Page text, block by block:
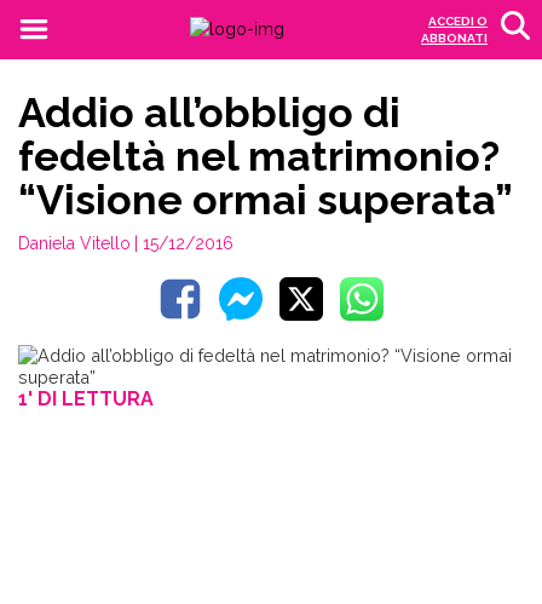
ACCEDI O
ABBONATI
Addio all’obbligo di
fedeltà nel matrimonio?
“Visione ormai superata”
Daniela Vitello | 15/12/2016
1' DI LETTURA